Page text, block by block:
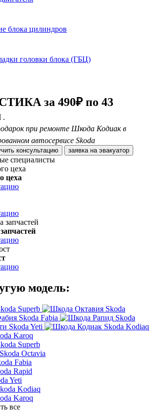
блока цилиндров
головки блока (ГБЦ)
за 490₽ по 43
.
при ремонте Шкода Кодиак в
автосервисе Skoda
консультацию заявка на эвакуатор
специалисты
цеха
модель:
Superb
Skoda
Skoda Fabia
Skoda
Skoda Yeti
Skoda Kodiaq
Karoq
Superb
Skoda Octavia
Fabia
Rapid
Yeti
Kodiaq
Karoq
все